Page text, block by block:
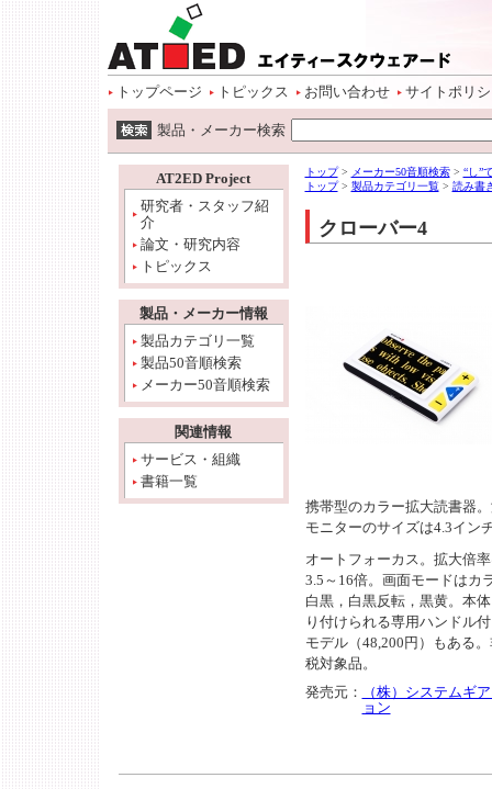
トップページ トピックス お問い合わせ サイトポリ
製品・メーカー検索
AT2ED Project
研究者・スタッフ紹
介
論文・研究内容
トピックス
製品・メーカー情報
製品カテゴリ一覧
製品50音順検索
メーカー50音順検索
関連情報
サービス・組織
書籍一覧
トップ> メーカー50音順検索> “し”
トップ> 製品カテゴリ一覧> 読み書
クローバー4
携帯型のカラー拡大読書器
モニターのサイズは4.3イン
オートフォーカス。拡大倍
3.5～16倍。画面モードはカ
白黒，白黒反転，黒黄。本
り付けられる専用ハンドル
モデル（48,200円）もある
税対象品。
発売元：
（株）システムギ
ョン